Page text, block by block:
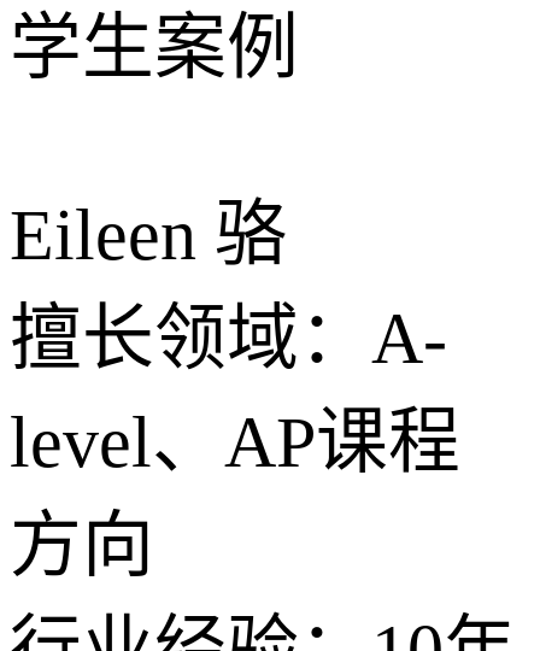
学生案例
Eileen 骆
擅长领域：A-
level、AP课程
方向